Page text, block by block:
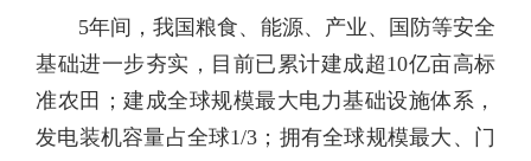
5年间，我国粮食、能源、产业、国防等安全
基础进一步夯实，目前已累计建成超10亿亩高标
准农田；建成全球规模最大电力基础设施体系，
发电装机容量占全球1/3；拥有全球规模最大、门